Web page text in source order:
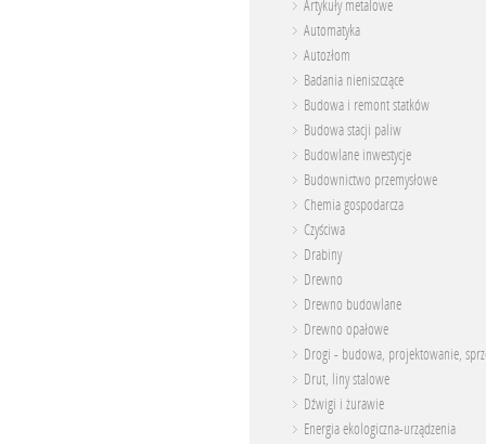
Artykuły metalowe
Automatyka
Autozłom
Badania nieniszczące
Budowa i remont statków
Budowa stacji paliw
Budowlane inwestycje
Budownictwo przemysłowe
Chemia gospodarcza
Czyściwa
Drabiny
Drewno
Drewno budowlane
Drewno opałowe
Drogi - budowa, projektowanie,
Drut, liny stalowe
Dźwigi i żurawie
Energia ekologiczna-urządzenia